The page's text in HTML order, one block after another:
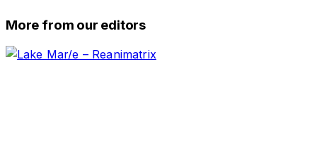
More from our editors